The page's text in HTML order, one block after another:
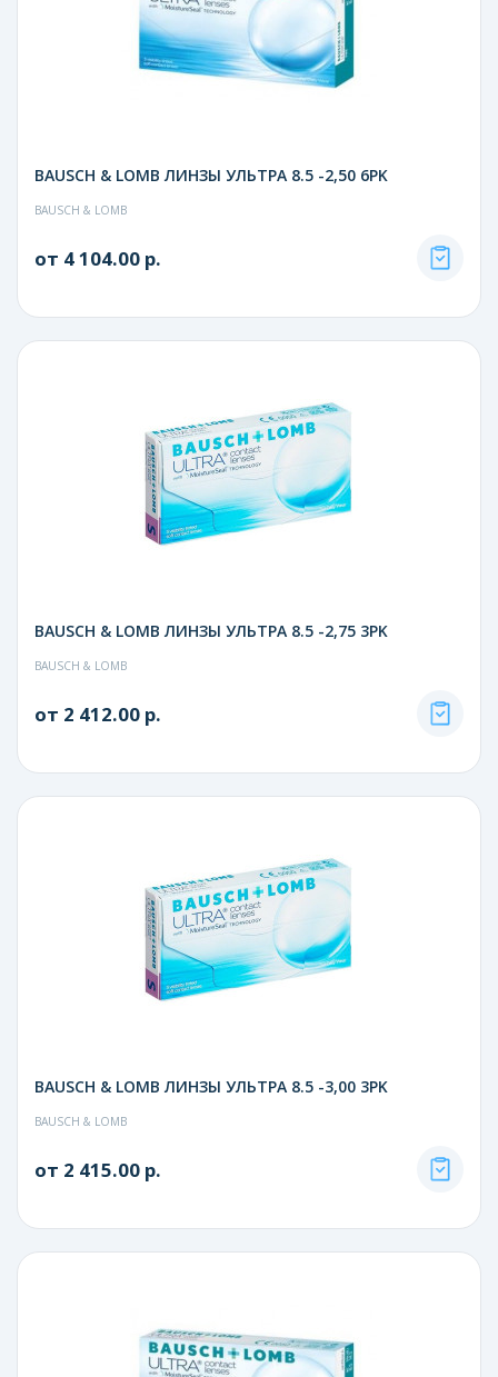
BAUSCH & LOMB ЛИНЗЫ УЛЬТРА 8.5 -2,50 6PK
BAUSCH & LOMB
от 4 104.00 р.
BAUSCH & LOMB ЛИНЗЫ УЛЬТРА 8.5 -2,75 3PK
BAUSCH & LOMB
от 2 412.00 р.
BAUSCH & LOMB ЛИНЗЫ УЛЬТРА 8.5 -3,00 3PK
BAUSCH & LOMB
от 2 415.00 р.